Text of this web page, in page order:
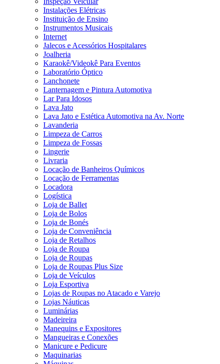
Instalações Elétricas
Instituição de Ensino
Instrumentos Musicais
Internet
Jalecos e Acessórios Hospitalares
Joalheria
Karaokê/Videokê Para Eventos
Laboratório Óptico
Lanchonete
Lanternagem e Pintura Automotiva
Lar Para Idosos
Lava Jato
Lava Jato e Estética Automotiva na Av. Norte
Lavanderia
Limpeza de Carros
Limpeza de Fossas
Lingerie
Livraria
Locação de Banheiros Químicos
Locação de Ferramentas
Locadora
Logística
Loja de Ballet
Loja de Bolos
Loja de Bonés
Loja de Conveniência
Loja de Retalhos
Loja de Roupa
Loja de Roupas
Loja de Roupas Plus Size
Loja de Veículos
Loja Esportiva
Lojas de Roupas no Atacado e Varejo
Lojas Náuticas
Luminárias
Madeireira
Manequins e Expositores
Mangueiras e Conexões
Manicure e Pedicure
Maquinarias